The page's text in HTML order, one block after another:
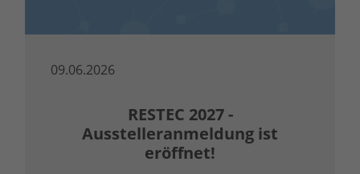
09.06.2026
RESTEC 2027 -
Ausstelleranmeldung ist
eröffnet!